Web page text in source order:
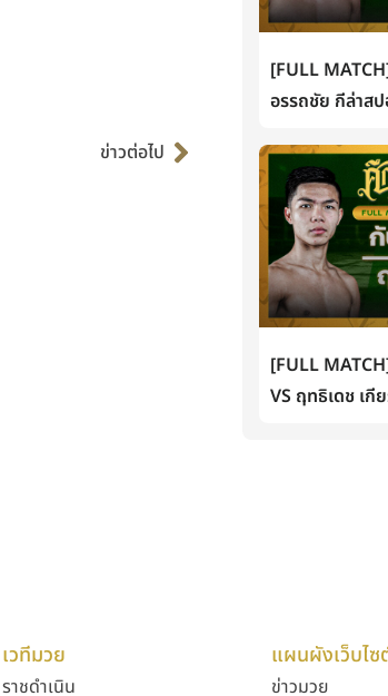
ข่าวต่อไป
[FULL
อรรถชัย กีล่าส
[FULL
VS ฤทธิเดช เ
เวทีมวย
ราชดำเนิน
แผนผังเว็บไซ
ข่าวมวย